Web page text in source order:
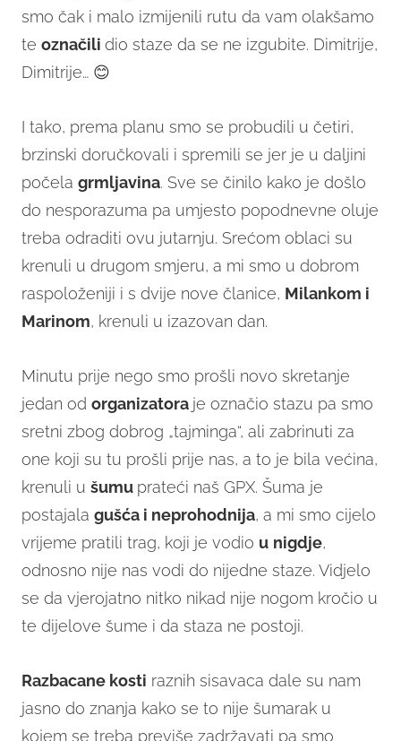
smo čak i malo izmijenili rutu da vam olakšamo
te označili dio staze da se ne izgubite. Dimitrije,
Dimitrije… 😊
I tako, prema planu smo se probudili u četiri,
brzinski doručkovali i spremili se jer je u daljini
počela grmljavina. Sve se činilo kako je došlo
do nesporazuma pa umjesto popodnevne oluje
treba odraditi ovu jutarnju. Srećom oblaci su
krenuli u drugom smjeru, a mi smo u dobrom
raspoloženiji i s dvije nove članice, Milankom i
Marinom, krenuli u izazovan dan.
Minutu prije nego smo prošli novo skretanje
jedan od organizatora je označio stazu pa smo
sretni zbog dobrog „tajminga“, ali zabrinuti za
one koji su tu prošli prije nas, a to je bila većina,
krenuli u šumu prateći naš GPX. Šuma je
postajala gušća i neprohodnija, a mi smo cijelo
vrijeme pratili trag, koji je vodio u nigdje,
odnosno nije nas vodi do nijedne staze. Vidjelo
se da vjerojatno nitko nikad nije nogom kročio u
te dijelove šume i da staza ne postoji.
Razbacane kosti raznih sisavaca dale su nam
jasno do znanja kako se to nije šumarak u
kojem se treba previše zadržavati pa smo